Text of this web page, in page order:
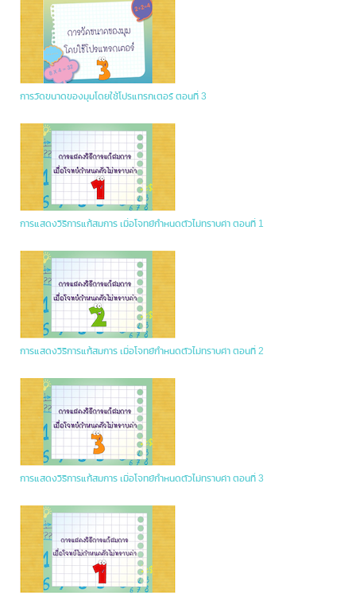
การวัดขนาดของมุมโดยใช้โปรแทรกเตอร์ ตอนที่ 3
การแสดงวิธีการแก้สมการ เมื่อโจทย์กำหนดตัวไม่ทราบค่า ตอนที่ 1
การแสดงวิธีการแก้สมการ เมื่อโจทย์กำหนดตัวไม่ทราบค่า ตอนที่ 2
การแสดงวิธีการแก้สมการ เมื่อโจทย์กำหนดตัวไม่ทราบค่า ตอนที่ 3